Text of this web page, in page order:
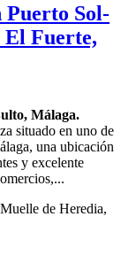
Sol-
Fuerte,
Málaga.
situado en uno de
una ubicación
y excelente